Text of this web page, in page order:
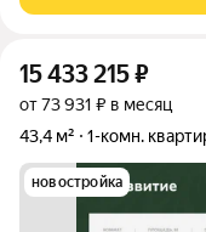
15 433 215₽
от 73 931 ₽ в месяц
43,4 м²
1-комн.
новостройка